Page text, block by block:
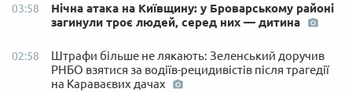
03:58
Нічна атака на Київщину: у Броварському районі
загинули троє людей, серед них — дитина
02:58
Штрафи більше не лякають: Зеленський доручив
РНБО взятися за водіїв-рецидивістів після трагедії
на Караваєвих дачах